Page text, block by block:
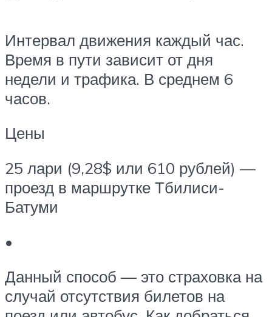
Интервал движения каждый час.
Время в пути зависит от дня
недели и трафика. В среднем 6
часов.
Цены
25 лари (9,28$ или 610 рублей) —
проезд в маршрутке Тбилиси-
Батуми
•
Данный способ — это страховка на
случай отсутствия билетов на